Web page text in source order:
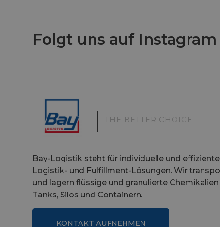
Folgt uns auf Instagram
| THE BETTER CHOICE
Bay-Logistik steht für individuelle und effiziente
Logistik- und Fulfillment-Lösungen. Wir
und lagern flüssige und granulierte Chemikalien
Tanks, Silos und Containern.
KONTAKT AUFNEHMEN